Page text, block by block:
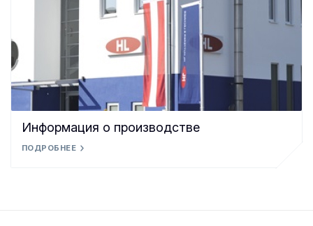
Информация о производстве
ПОДРОБНЕЕ